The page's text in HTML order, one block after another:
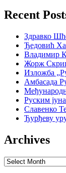
Recent
Здравко
Ђедовић
Владимир
Жорж
Изложба
Амбасада
Руским
Славенко
Ђурђеву
Archives
Archives